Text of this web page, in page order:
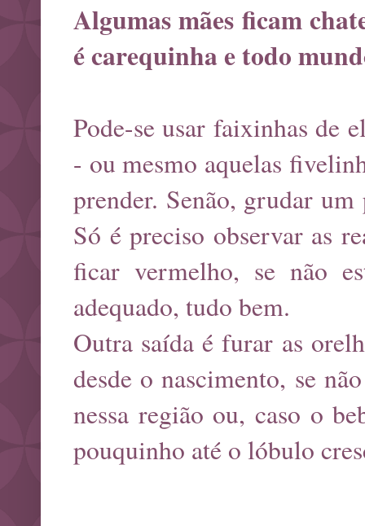
Algumas mães ficam
é carequinha e todo
Pode-se usar faixinhas de
- ou mesmo aquelas
prender. Senão, grudar
Só é preciso observar as
ficar vermelho, se não
adequado, tudo bem.
Outra saída é furar as
desde o nascimento, se
nessa região ou, caso o
pouquinho até o lóbulo